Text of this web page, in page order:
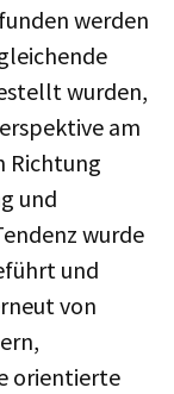
werden
wurden,
am
Richtung
und
wurde
und
von
orientierte